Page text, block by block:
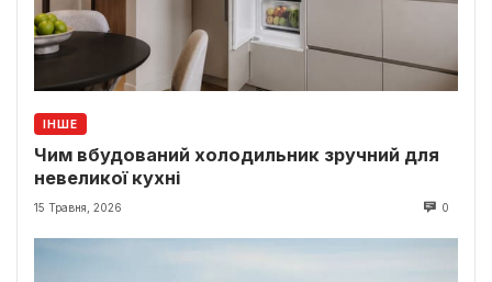
ІНШЕ
Чим вбудований холодильник зручний для
невеликої кухні
15 Травня, 2026 0